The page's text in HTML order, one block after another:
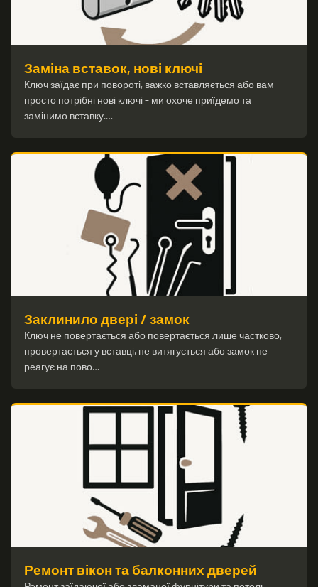
Заміна вставок, нові ключі
Ключ заїдає при повороті, важко вставляється або вам
просто потрібні нові ключі – ми охоче приїдемо та
замінимо вставку.…
Заклинило двері / замок
Ключ не повертається або повертається лише частково,
провертається у вставці, не витягується або замок не
реагує на пово…
Ремонт вікон та балконних дверей